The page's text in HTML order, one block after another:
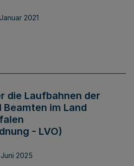
2021
die Laufbahnen der
im Land
- LVO)
2025